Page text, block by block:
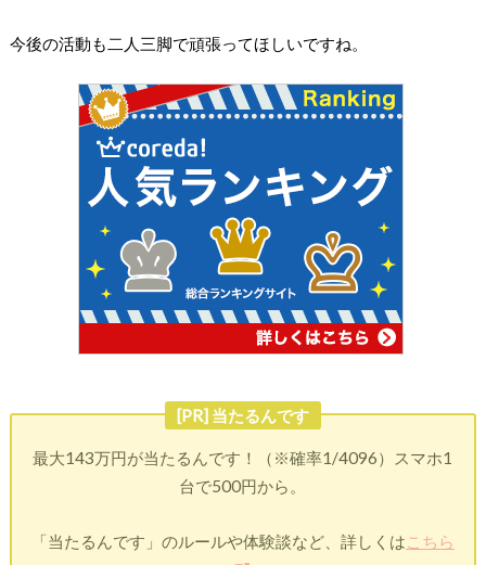
今後の活動も二人三脚で頑張ってほしいですね。
[PR] 当たるんです
最大143万円が当たるんです！（※確率1/4096）スマホ1
台で500円から。
「当たるんです」のルールや体験談など、詳しくは こちら